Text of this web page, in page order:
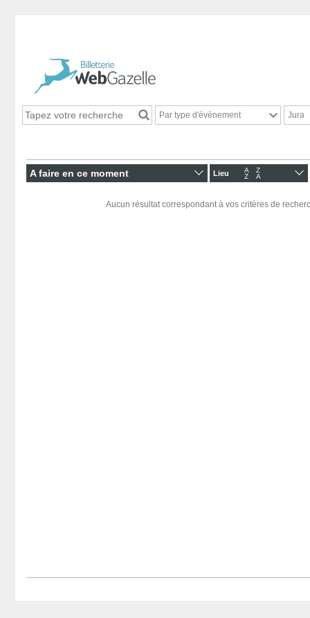
Par type d'évènement Jura
A faire en ce moment A
Z
Z
A
Lieu
Aucun résultat correspondant à vos critères de